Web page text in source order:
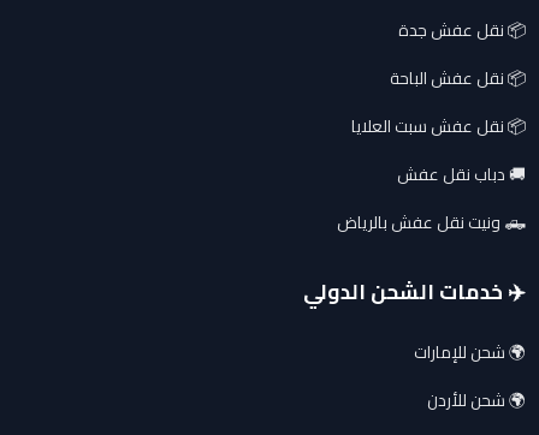
📦 نقل عفش جدة
📦 نقل عفش الباحة
📦 نقل عفش سبت العلايا
🚚 دباب نقل عفش
🛻 ونيت نقل عفش بالرياض
✈️ خدمات الشحن الدولي
🌍 شحن للإمارات
🌍 شحن للأردن